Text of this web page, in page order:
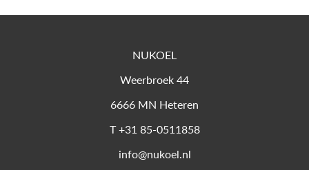
NUKOEL
Weerbroek 44
6666 MN Heteren
T+31 85-0511858
info@nukoel.nl